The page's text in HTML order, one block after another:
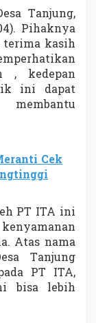
n
j
u
n
g
Tanjung,
Pihaknya
terima kasih
, kedepan
ini dapat
Cek
PT ITA ini
Atas nama
Tanjung
PT ITA,
bisa lebih